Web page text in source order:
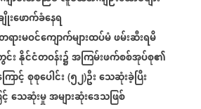
ျိုးဖောက်ခံနေရ
ရားမဝင်ကျောက်များထပ်မံဖမ်းဆီးရမိ
းနိုင်ငံတဝန်း၌အကြမ်းဖက်စစ်အုပ်စု၏
ောင့်စုစုပေါင်း (၅၂)ဦးသေဆုံးခဲ့ပြီး
သေဆုံးမှုအများဆုံးဒေသဖြစ်